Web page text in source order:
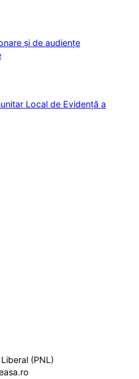
și de audiențe
Local de Evidență a
(PNL)